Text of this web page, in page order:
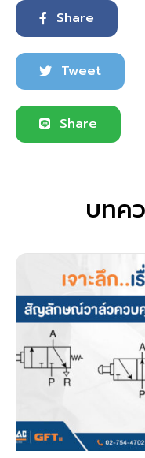
Share
Tweet
Share
บทค